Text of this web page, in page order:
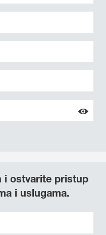
i ostvarite pristup
i uslugama.